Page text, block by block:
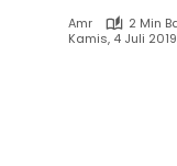
Amr
2 Min
Kamis, 4 Juli 2019